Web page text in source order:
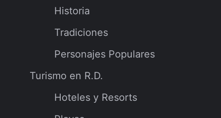
Historia
Tradiciones
Personajes Populares
Turismo en R.D.
Hoteles y Resorts